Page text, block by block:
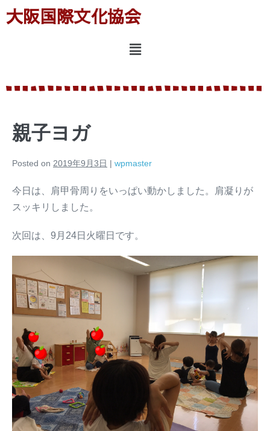
大阪国際文化協会
親子ヨガ
Posted on 2019年9月3日 | wpmaster
今日は、肩甲骨周りをいっぱい動かしました。肩凝りが
スッキリしました。
次回は、9月24日火曜日です。